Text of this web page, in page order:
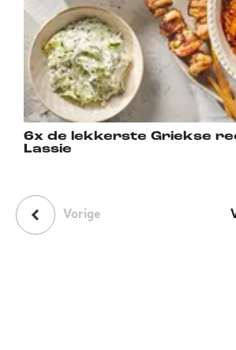
6x de lekkerste Griekse
Lassie
Vorige